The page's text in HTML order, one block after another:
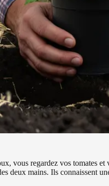
vous regardez vos tomates
deux mains. Ils connaissent